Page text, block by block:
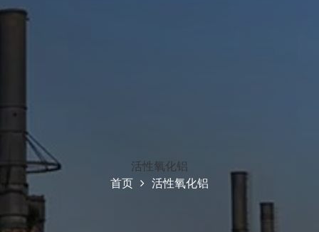
活性氧化铝
首页
活性氧化铝